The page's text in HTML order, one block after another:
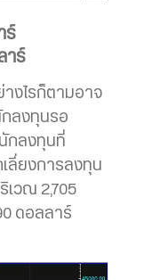
ร์
าร์
งไรก็ตามอาจ
กลงทุนรอ
กลงทุนที่
ลี่ยงการลงทุน
เวณ 2,705
ดอลลาร์